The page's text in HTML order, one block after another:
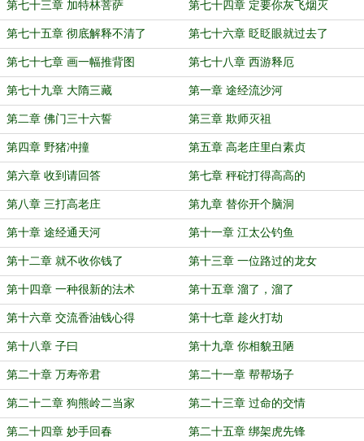
第七十三章 加特林菩萨 第七十四章 定要你灰飞烟灭
第七十五章 彻底解释不清了 第七十六章 眨眨眼就过去了
第七十七章 画一幅推背图 第七十八章 西游释厄
第七十九章 大隋三藏 第一章 途经流沙河
第二章 佛门三十六誓 第三章 欺师灭祖
第四章 野猪冲撞 第五章 高老庄里白素贞
第六章 收到请回答 第七章 秤砣打得高高的
第八章 三打高老庄 第九章 替你开个脑洞
第十章 途经通天河 第十一章 江太公钓鱼
第十二章 就不收你钱了 第十三章 一位路过的龙女
第十四章 一种很新的法术 第十五章 溜了，溜了
第十六章 交流香油钱心得 第十七章 趁火打劫
第十八章 子曰 第十九章 你相貌丑陋
第二十章 万寿帝君 第二十一章 帮帮场子
第二十二章 狗熊岭二当家 第二十三章 过命的交情
第二十四章 妙手回春 第二十五章 绑架虎先锋